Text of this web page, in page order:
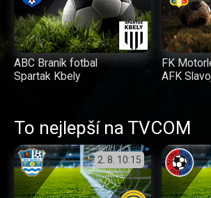
ABC Braník fotbal
Spartak Kbely
FK
AFK
To nejlepší na TVCOM
2. 8. 10:15